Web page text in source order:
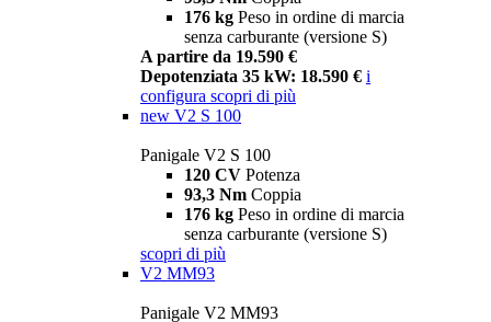
176 kg Peso in ordine di marcia
senza carburante (versione S)
A partire da 19.590 €
Depotenziata 35 kW: 18.590 € i
configura scopri di più
new V2 S 100
Panigale V2 S 100
120 CV Potenza
93,3 Nm Coppia
176 kg Peso in ordine di marcia
senza carburante (versione S)
scopri di più
V2 MM93
Panigale V2 MM93